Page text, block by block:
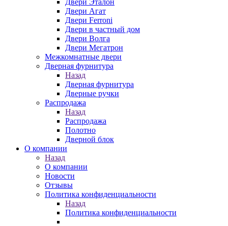
Двери Эталон
Двери Агат
Двери Ferroni
Двери в частный дом
Двери Волга
Двери Мегатрон
Межкомнатные двери
Дверная фурнитура
Назад
Дверная фурнитура
Дверные ручки
Распродажа
Назад
Распродажа
Полотно
Дверной блок
О компании
Назад
О компании
Новости
Отзывы
Политика конфиденциальности
Назад
Политика конфиденциальности